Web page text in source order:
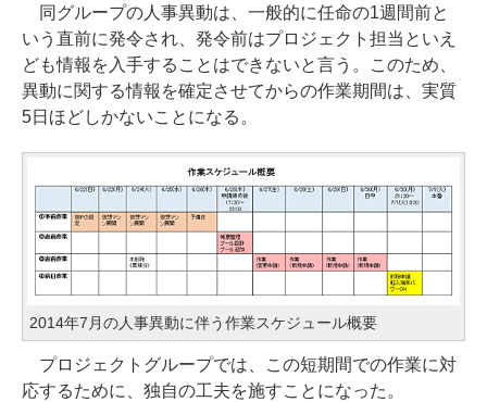
同グループの人事異動は、一般的に任命の1週間前と
いう直前に発令され、発令前はプロジェクト担当といえ
ども情報を入手することはできないと言う。このため、
異動に関する情報を確定させてからの作業期間は、実質
5日ほどしかないことになる。
2014年7月の人事異動に伴う作業スケジュール概要
プロジェクトグループでは、この短期間での作業に対
応するために、独自の工夫を施すことになった。